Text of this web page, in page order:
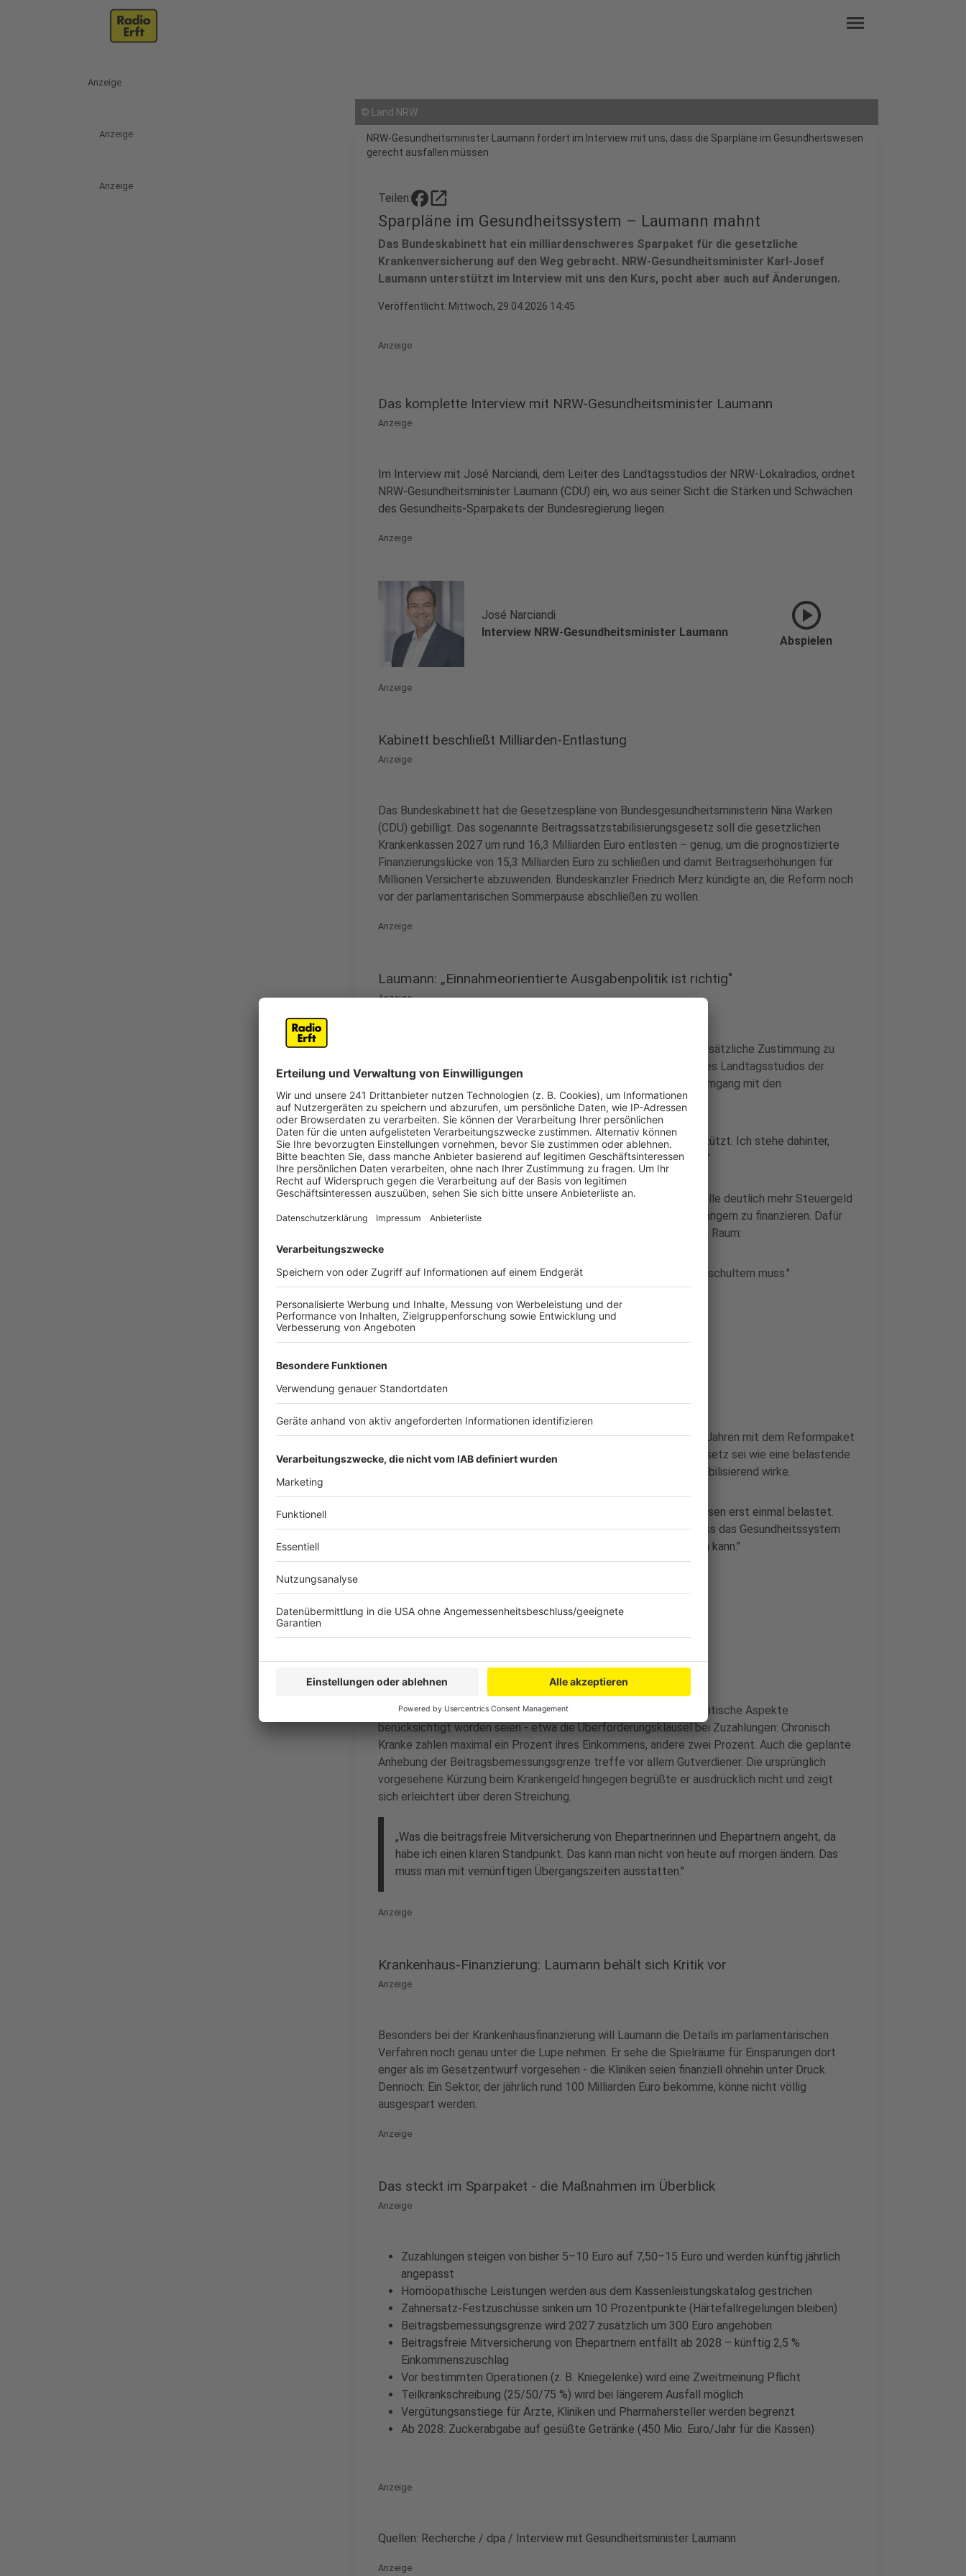
menu
Anzeige
Anzeige
Anzeige
© Land NRW
NRW-Gesundheitsminister Laumann fordert im Interview mit uns, dass die Sparpläne im Gesundheitswesen
gerecht ausfallen müssen
Teilen: open_in_new
Sparpläne im Gesundheitssystem – Laumann mahnt
Das Bundeskabinett hat ein milliardenschweres Sparpaket für die gesetzliche
Krankenversicherung auf den Weg gebracht. NRW-Gesundheitsminister Karl-Josef
Laumann unterstützt im Interview mit uns den Kurs, pocht aber auch auf Änderungen.
Veröffentlicht: Mittwoch, 29.04.2026 14:45
Anzeige
Das komplette Interview mit NRW-Gesundheitsminister Laumann
Anzeige
Im Interview mit José Narciandi, dem Leiter des Landtagsstudios der NRW-Lokalradios, ordnet
NRW-Gesundheitsminister Laumann (CDU) ein, wo aus seiner Sicht die Stärken und Schwächen
des Gesundheits-Sparpakets der Bundesregierung liegen.
Anzeige
José Narciandi
Interview NRW-Gesundheitsminister Laumann
play_circle
Abspielen
Anzeige
Kabinett beschließt Milliarden-Entlastung
Anzeige
Das Bundeskabinett hat die Gesetzespläne von Bundesgesundheitsministerin Nina Warken
(CDU) gebilligt. Das sogenannte Beitragssatzstabilisierungsgesetz soll die gesetzlichen
Krankenkassen 2027 um rund 16,3 Milliarden Euro entlasten – genug, um die prognostizierte
Finanzierungslücke von 15,3 Milliarden Euro zu schließen und damit Beitragserhöhungen für
Millionen Versicherte abzuwenden. Bundeskanzler Friedrich Merz kündigte an, die Reform noch
vor der parlamentarischen Sommerpause abschließen zu wollen.
Anzeige
Laumann: „Einnahmeorientierte Ausgabenpolitik ist richtig"
Anzeige
NRW-Gesundheitsminister Karl-Josef Laumann signalisierte grundsätzliche Zustimmung zu
dem Reformpaket. Im Interview mit José Narciandi, dem Leiter des Landtagsstudios der
NRW-Lokalradios, betonte er den notwendigen Kurswechsel im Umgang mit den
Kassenfinanzen:.
„Eine einnahmeorientierte Ausgabenpolitik wird von mir unterstützt. Ich stehe dahinter,
dass wir nicht mehr Geld ausgeben können, wie wir einnehmen."
Gleichzeitig mahnte Laumann mehr Bundesmittel an: Der Staat solle deutlich mehr Steuergeld
beisteuern, um die Gesundheitskosten von Grundsicherungsempfängern zu finanzieren. Dafür
stünden laut Expertenkommission jährlich zwölf Milliarden Euro im Raum:
„Das ist nicht fair, dass das der Beitragszahler bis jetzt alleine schultern muss."
Anzeige
Eine Therapie mit Nebenwirkungen
Anzeige
Auf die Frage, wie es dem Gesundheitssystem nach zwei bis drei Jahren mit dem Reformpaket
gehen werde, wählte Laumann ein medizinisches Bild: Das Spargesetz sei wie eine belastende
Therapie, die dem System zunächst zusetze - aber langfristig stabilisierend wirke.
„Ich glaube, es wird eine Therapie sein, die das Gesundheitswesen erst einmal belastet.
Aber eine stabile Finanzierung ist auch die Grundlage dafür, dass das Gesundheitssystem
planmäßig sich wieder erholt und sicher in die Zukunft schauen kann."
Soziale Gerechtigkeit im Blick
Anzeige
Laumann lobte ausdrücklich, dass bei der Ausgestaltung sozialpolitische Aspekte
berücksichtigt worden seien - etwa die Überforderungsklausel bei Zuzahlungen: Chronisch
Kranke zahlen maximal ein Prozent ihres Einkommens, andere zwei Prozent. Auch die geplante
Anhebung der Beitragsbemessungsgrenze treffe vor allem Gutverdiener. Die ursprünglich
vorgesehene Kürzung beim Krankengeld hingegen begrüßte er ausdrücklich nicht und zeigt
sich erleichtert über deren Streichung.
„Was die beitragsfreie Mitversicherung von Ehepartnerinnen und Ehepartnern angeht, da
habe ich einen klaren Standpunkt. Das kann man nicht von heute auf morgen ändern. Das
muss man mit vernünftigen Übergangszeiten ausstatten."
Anzeige
Krankenhaus-Finanzierung: Laumann behält sich Kritik vor
Anzeige
Besonders bei der Krankenhausfinanzierung will Laumann die Details im parlamentarischen
Verfahren noch genau unter die Lupe nehmen. Er sehe die Spielräume für Einsparungen dort
enger als im Gesetzentwurf vorgesehen - die Kliniken seien finanziell ohnehin unter Druck.
Dennoch: Ein Sektor, der jährlich rund 100 Milliarden Euro bekomme, könne nicht völlig
ausgespart werden.
Anzeige
Das steckt im Sparpaket - die Maßnahmen im Überblick
Anzeige
Zuzahlungen steigen von bisher 5–10 Euro auf 7,50–15 Euro und werden künftig jährlich
angepasst
Homöopathische Leistungen werden aus dem Kassenleistungskatalog gestrichen
Zahnersatz-Festzuschüsse sinken um 10 Prozentpunkte (Härtefallregelungen bleiben)
Beitragsbemessungsgrenze wird 2027 zusätzlich um 300 Euro angehoben
Beitragsfreie Mitversicherung von Ehepartnern entfällt ab 2028 – künftig 2,5 %
Einkommenszuschlag
Vor bestimmten Operationen (z. B. Kniegelenke) wird eine Zweitmeinung Pflicht
Teilkrankschreibung (25/50/75 %) wird bei längerem Ausfall möglich
Vergütungsanstiege für Ärzte, Kliniken und Pharmahersteller werden begrenzt
Ab 2028: Zuckerabgabe auf gesüßte Getränke (450 Mio. Euro/Jahr für die Kassen)
Anzeige
Quellen: Recherche / dpa / Interview mit Gesundheitsminister Laumann
Anzeige